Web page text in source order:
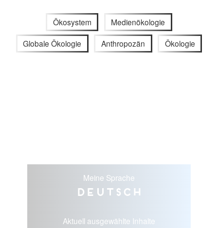
Ökosystem Medienökologie
Globale Ökologie Anthropozän Ökologie
Meine Sprache
Deutsch
Aktuell ausgewählte Inhalte